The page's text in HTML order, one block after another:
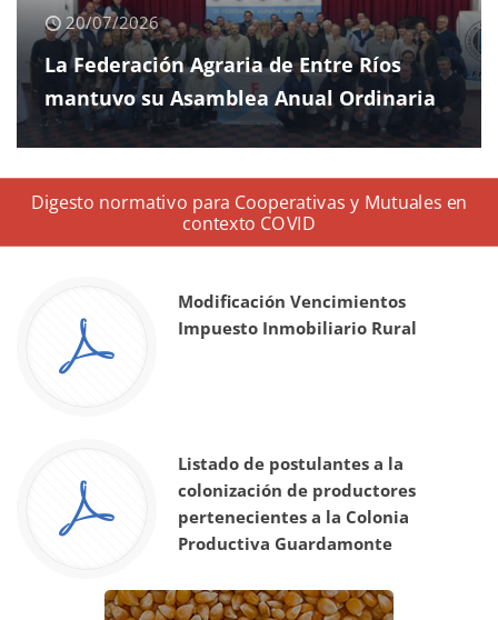
20/07/2026
La Federación Agraria de Entre Ríos
mantuvo su Asamblea Anual Ordinaria
Digesto normativo para Cooperativas y Mutuales en
contexto COVID
Modificación Vencimientos
Impuesto Inmobiliario Rural
Listado de postulantes a la
colonización de productores
pertenecientes a la Colonia
Productiva Guardamonte